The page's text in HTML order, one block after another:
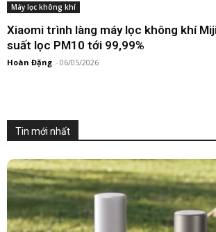
Máy lọc không khí
Xiaomi trình làng máy lọc không khí
suất lọc PM10 tới 99,99%
Hoàn Đặng - 06/05/2026
Tin mới nhất